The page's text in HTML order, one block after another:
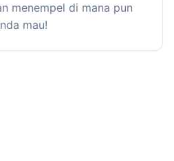
menempel di mana pun
mau!